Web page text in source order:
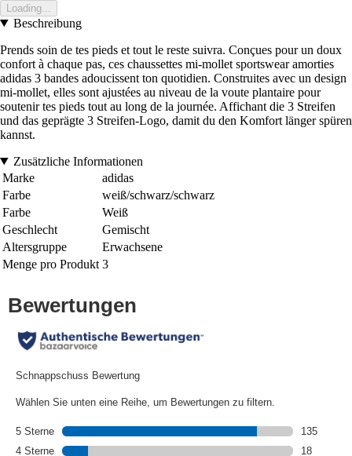
Loading...
Beschreibung
Prends soin de tes pieds et tout le reste suivra. Conçues pour un doux
confort à chaque pas, ces chaussettes mi-mollet sportswear amorties
adidas 3 bandes adoucissent ton quotidien. Construites avec un design
mi-mollet, elles sont ajustées au niveau de la voute plantaire pour
soutenir tes pieds tout au long de la journée. Affichant die 3 Streifen
und das geprägte 3 Streifen-Logo, damit du den Komfort länger spüren
kannst.
Zusätzliche Informationen
Marke
adidas
Farbe
weiß/schwarz/schwarz
Farbe
Weiß
Geschlecht
Gemischt
Altersgruppe
Erwachsene
Menge pro Produkt 3